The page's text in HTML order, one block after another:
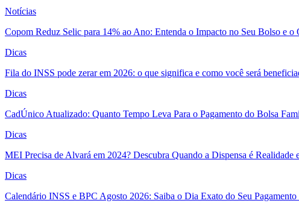
Notícias
Copom Reduz Selic para 14% ao Ano: Entenda o Impacto no Seu Bolso e o
Dicas
Fila do INSS pode zerar em 2026: o que significa e como você será
Dicas
CadÚnico Atualizado: Quanto Tempo Leva Para o Pagamento do Bolsa
Dicas
MEI Precisa de Alvará em 2024? Descubra Quando a Dispensa é Realidade
Dicas
Calendário INSS e BPC Agosto 2026: Saiba o Dia Exato do Seu